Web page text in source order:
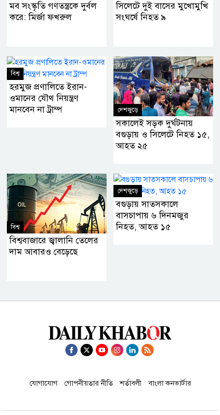
মব সংস্কৃতি গণতন্ত্রকে দুর্বল
করে: মির্জা ফখরুল
সিলেটে দুই বাসের মুখোমুখি
সংঘর্ষে নিহত ৯
বিশ্ব
হরমুজ প্রণালিতে ইরান-
ওমানের যৌথ নিয়ন্ত্রণ
মানবেন না ট্রাম্প
দেশজুড়ে
সকালেই সড়ক দুর্ঘটনায়
বগুড়ায় ও সিলেটে নিহত ১৫,
আহত ২৫
বিশ্ব
বিশ্ববাজারে জ্বালানি তেলের
দাম আবারও বেড়েছে
দেশজুড়ে
বগুড়ায় সাতসকালে
বাসচাপায় ৬ দিনমজুর
নিহত, আহত ১৫
যোগাযোগ গোপনীয়তার নীতি শর্তাবলী বাংলা কনভার্টার